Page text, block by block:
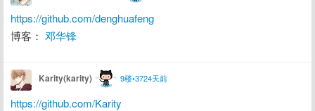
https://github.com/denghuafeng
博客： 邓华锋
Karity(karity) 9楼•3724天前
https://github.com/Karity